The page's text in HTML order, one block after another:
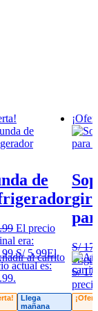
Llega
mañana
de
El precio
era:
S/5.99El
actual es:
S/
S/
S/